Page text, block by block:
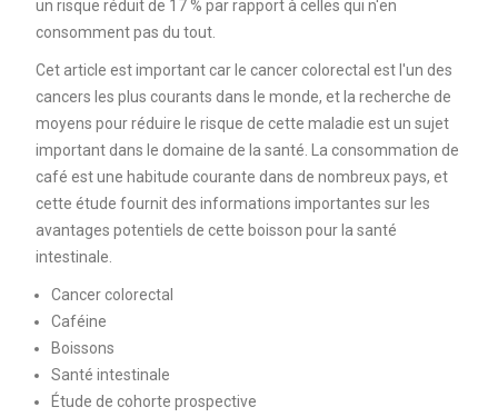
un risque réduit de 17 % par rapport à celles qui n'en
consomment pas du tout.
Cet article est important car le cancer colorectal est l'un des
cancers les plus courants dans le monde, et la recherche de
moyens pour réduire le risque de cette maladie est un sujet
important dans le domaine de la santé. La consommation de
café est une habitude courante dans de nombreux pays, et
cette étude fournit des informations importantes sur les
avantages potentiels de cette boisson pour la santé
intestinale.
Cancer colorectal
Caféine
Boissons
Santé intestinale
Étude de cohorte prospective